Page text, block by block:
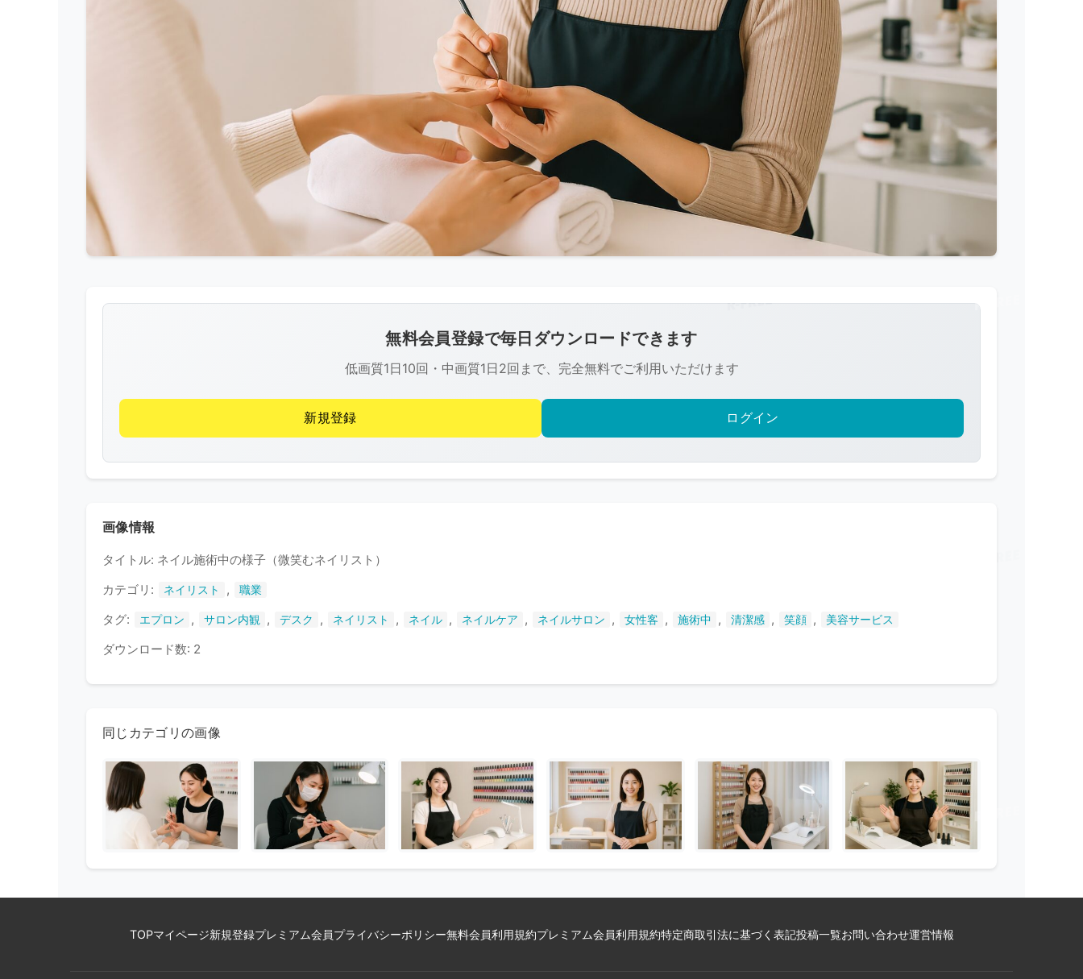
像
R-
FREE
著
作
権
て
無料会員登録で毎日ダウンロードできます
低画質1日10回・中画質1日2回まで、完全無料でご利用いただけます
新規登録 ログイン
画像情報
タイトル: ネイル施術中の様子（微笑むネイリスト）
カテゴリ:
ネイリスト , 職業
タグ: エプロン , サロン内観 , デスク , ネイリスト , ネイル , ネイルケア , ネイルサロン , 女性客 , 施術中 , 清潔感 , 笑顔 , 美容サービス
ダウンロード数: 2
同じカテゴリの画像
TOPマイページ新規登録プレミアム会員プライバシーポリシー無料会員利用規約プレミアム会員利用規約特定商取引法に基づく表記投稿一覧お問い合わせ運営情報